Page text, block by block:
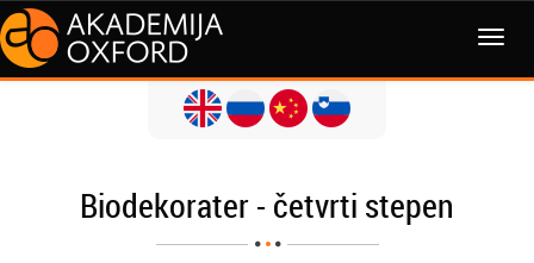
Biodekorater - četvrti stepen